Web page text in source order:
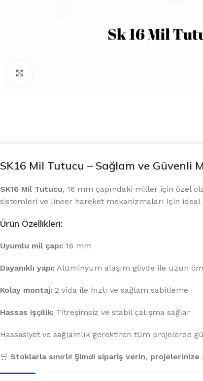
SK16 Mil Tutucu – Sağlam ve Güvenli
SK16 Mil Tutucu, 16 mm çapındaki miller için özel
sistemleri ve lineer hareket mekanizmaları için
Ürün Özellikleri:
Uyumlu mil çapı: 16 mm
Dayanıklı yapı: Alüminyum alaşım gövde ile uzun
Kolay montaj: 2 vida ile hızlı ve sağlam sabitleme
Hassas işçilik: Titreşimsiz ve stabil çalışma sağlar
Hassasiyet ve sağlamlık gerektiren tüm projelerde
🛒 Stoklarla sınırlı! Şimdi sipariş verin,